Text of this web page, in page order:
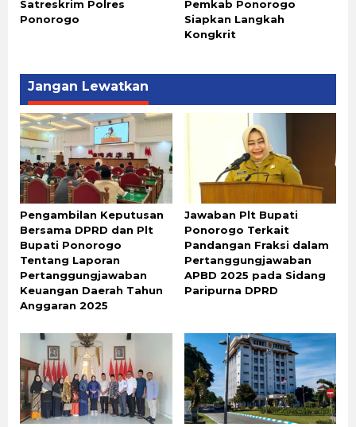
Satreskrim Polres
Ponorogo
Pemkab Ponorogo
Siapkan Langkah
Kongkrit
Jangan Lewatkan
Pengambilan Keputusan
Bersama DPRD dan Plt
Bupati Ponorogo
Tentang Laporan
Pertanggungjawaban
Keuangan Daerah Tahun
Anggaran 2025
Jawaban Plt Bupati
Ponorogo Terkait
Pandangan Fraksi dalam
Pertanggungjawaban
APBD 2025 pada Sidang
Paripurna DPRD